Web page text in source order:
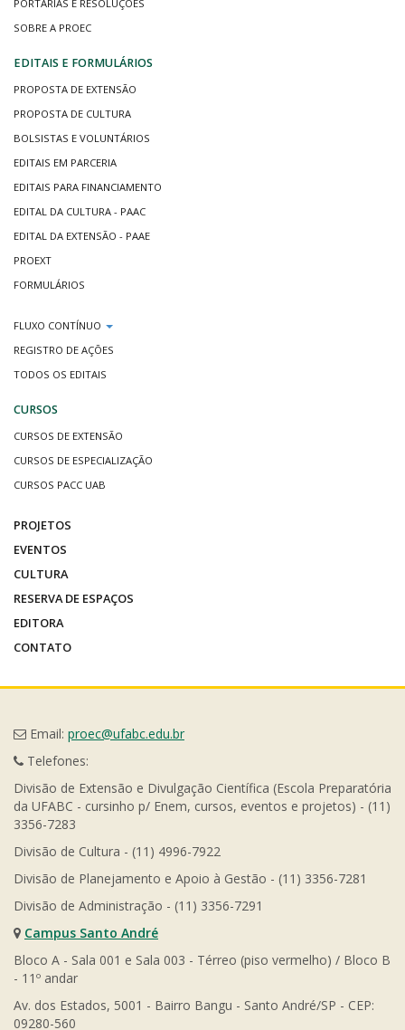
PORTARIAS E RESOLUÇÕES
SOBRE A PROEC
EDITAIS E FORMULÁRIOS
PROPOSTA DE EXTENSÃO
PROPOSTA DE CULTURA
BOLSISTAS E VOLUNTÁRIOS
EDITAIS EM PARCERIA
EDITAIS PARA FINANCIAMENTO
EDITAL DA CULTURA - PAAC
EDITAL DA EXTENSÃO - PAAE
PROEXT
FORMULÁRIOS
FLUXO CONTÍNUO
REGISTRO DE AÇÕES
TODOS OS EDITAIS
CURSOS
CURSOS DE EXTENSÃO
CURSOS DE ESPECIALIZAÇÃO
CURSOS PACC UAB
PROJETOS
EVENTOS
CULTURA
RESERVA DE ESPAÇOS
EDITORA
CONTATO
Email: proec@ufabc.edu.br
Telefones:
Divisão de Extensão e Divulgação Científica (Escola Preparatória
da UFABC - cursinho p/ Enem, cursos, eventos e projetos) - (11)
3356-7283
Divisão de Cultura - (11) 4996-7922
Divisão de Planejamento e Apoio à Gestão - (11) 3356-7281
Divisão de Administração - (11) 3356-7291
Campus Santo André
Bloco A - Sala 001 e Sala 003 - Térreo (piso vermelho) / Bloco B
- 11º andar
Av. dos Estados, 5001 - Bairro Bangu - Santo André/SP - CEP:
09280-560